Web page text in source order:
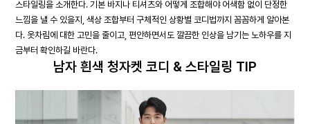
스타일링을 소개한다. 기본 바지나 티셔츠와 어떻게 조합해야 어색함 없이 단정한
느낌을 낼 수 있을지, 색상 조합부터 구체적인 상황별 코디법까지 꼼꼼하게 알아본
다. 옷차림에 대한 고민을 줄이고, 편안하면서도 깔끔한 인상을 남기는 노하우를 지
금부터 확인하길 바란다.
남자 흰색 청자켓 코디 & 스타일링 TIP